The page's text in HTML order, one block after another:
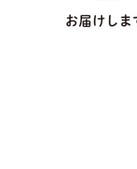
お届けしま